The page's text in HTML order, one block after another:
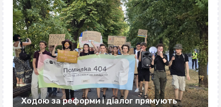
Ходою за реформи і діалог прямують